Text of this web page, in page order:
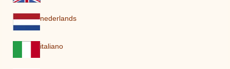
nederlands
italiano